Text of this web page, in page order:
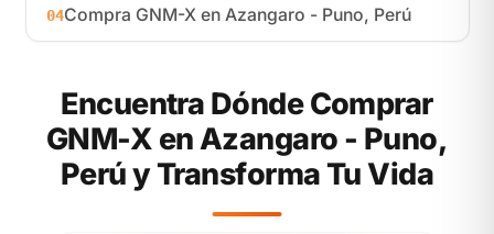
04Compra GNM-X en Azangaro - Puno, Perú
Encuentra Dónde Comprar
GNM-X en Azangaro - Puno,
Perú y Transforma Tu Vida